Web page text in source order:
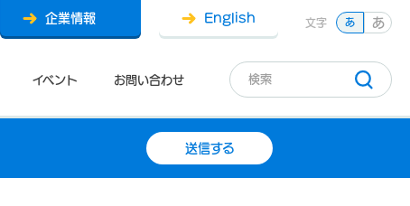
イベント お問い合わせ
企業情報 English 文字 あ あ
送信する